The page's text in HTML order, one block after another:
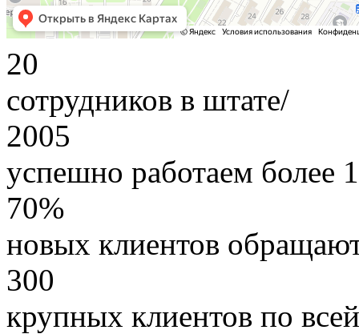
20
сотрудников в штате/
2005
успешно работаем более
70%
новых клиентов
300
крупных клиентов по